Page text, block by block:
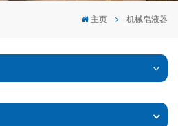
主页 机械皂液器